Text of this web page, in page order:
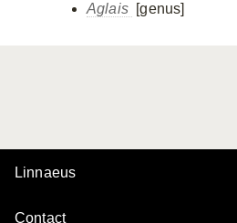
Aglais [genus]
Linnaeus
Contact